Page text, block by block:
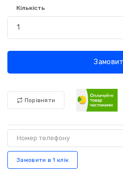
Кількість
Порівняти
Замовити в 1 клік